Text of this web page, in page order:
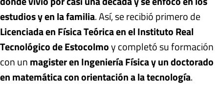
estudios y en la familia. Así, se recibió primero de
Licenciada en Física Teórica en el Instituto Real
Tecnológico de Estocolmoy completó su formación
con unmagister en Ingeniería Física y un doctorado
en matemática con orientación a la tecnología.